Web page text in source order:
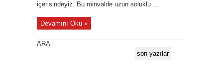
içerisindeyiz. Bu minvalde uzun soluklu ...
Devamını Oku »
ARA
son yazılar